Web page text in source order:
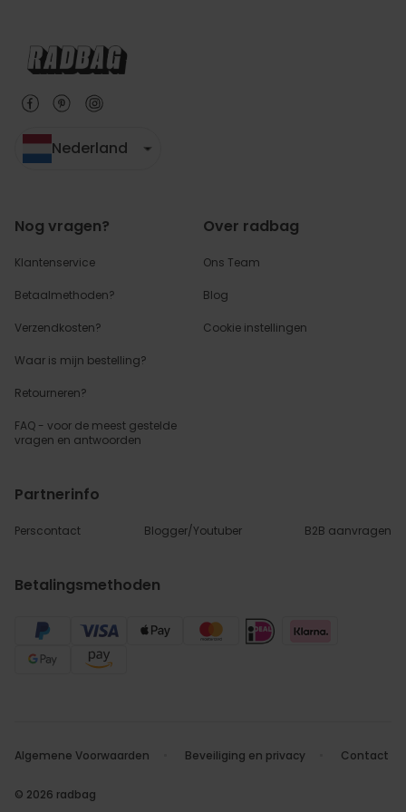
Nederland
Nog vragen?
Klantenservice
Betaalmethoden?
Verzendkosten?
Waar is mijn bestelling?
Retourneren?
FAQ - voor de meest gestelde
vragen en antwoorden
Over radbag
Ons Team
Blog
Cookie instellingen
Partnerinfo
Perscontact Blogger/Youtuber B2B aanvragen
Betalingsmethoden
Algemene Voorwaarden Beveiliging en privacy Contact
© 2026 radbag